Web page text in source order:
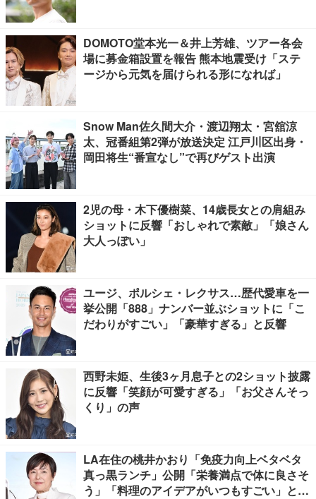
DOMOTO堂本光一＆井上芳雄、ツアー各会
場に募金箱設置を報告 熊本地震受け「ステ
ージから元気を届けられる形になれば」
Snow Man佐久間大介・渡辺翔太・宮舘涼
太、冠番組第2弾が放送決定 江戸川区出身・
岡田将生“番宣なし”で再びゲスト出演
2児の母・木下優樹菜、14歳長女との肩組み
ショットに反響「おしゃれで素敵」「娘さん
大人っぽい」
ユージ、ポルシェ・レクサス…歴代愛車を一
挙公開「888」ナンバー並ぶショットに「こ
だわりがすごい」「豪華すぎる」と反響
西野未姫、生後3ヶ月息子との2ショット披露
に反響「笑顔が可愛すぎる」「お父さんそっ
くり」の声
LA在住の桃井かおり「免疫力向上ベタベタ
真っ黒ランチ」公開「栄養満点で体に良さそ
う」「料理のアイデアがいつもすごい」と反